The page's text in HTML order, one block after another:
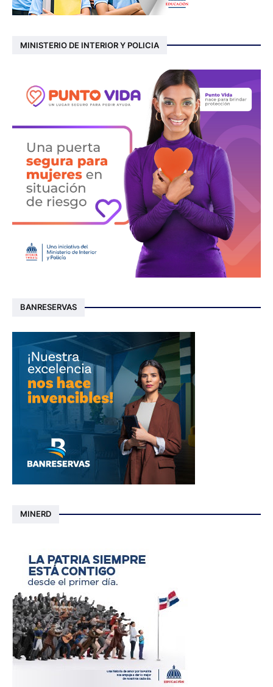
MINISTERIO DE INTERIOR Y POLICIA
BANRESERVAS
MINERD